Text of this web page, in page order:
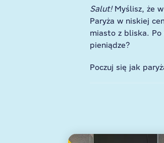
Salut! Myślisz, że
Paryża w niskiej
miasto z bliska. Po
pieniądze?
Poczuj się jak